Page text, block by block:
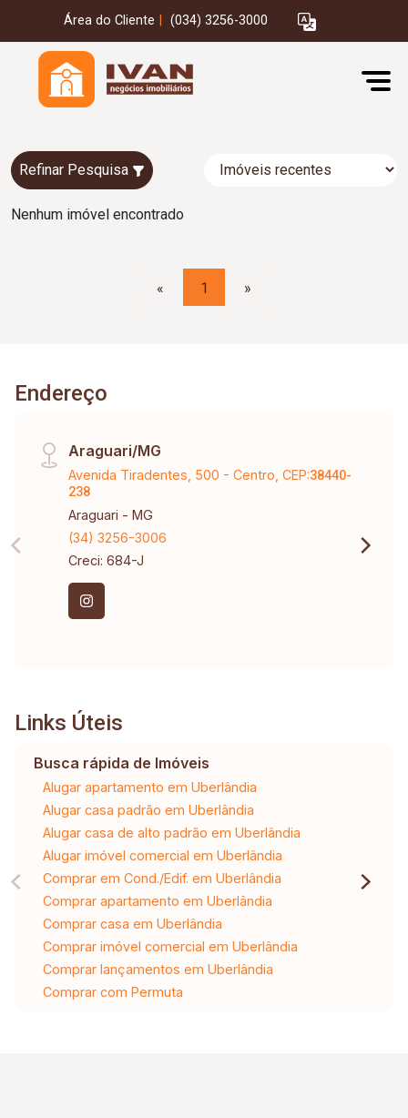
Área do Cliente (034) 3256-3000
Refinar Pesquisa
Nenhum imóvel encontrado
« 1 »
Endereço
Araguari/MG
Avenida Tiradentes, 500 - Centro, CEP:38440-
238
Araguari - MG
(34) 3256-3006
Creci: 684-J
Links Úteis
Busca rápida de Imóveis
Alugar apartamento em Uberlândia
Alugar casa padrão em Uberlândia
Alugar casa de alto padrão em Uberlândia
Alugar imóvel comercial em Uberlândia
Comprar em Cond./Edif. em Uberlândia
Comprar apartamento em Uberlândia
Comprar casa em Uberlândia
Comprar imóvel comercial em Uberlândia
Comprar lançamentos em Uberlândia
Comprar com Permuta